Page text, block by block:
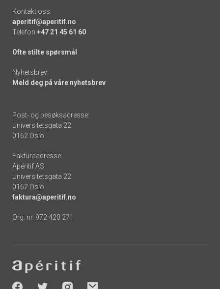
Kontakt oss:
aperitif@aperitif.no
Telefon +47 21 45 61 60
Ofte stilte spørsmål
Nyhetsbrev:
Meld deg på våre nyhetsbrev
Post- og besøksadresse:
Universitetsgata 22
0162 Oslo
Fakturaadresse:
Apéritif AS
Universitetsgata 22
0162 Oslo
faktura@aperitif.no
Org. nr. 972 420 271
-